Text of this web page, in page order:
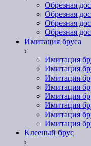
Обрезная
Обрезная
Обрезная
Обрезная
Имитация бруса
Имитация
Имитация
Имитация
Имитация
Имитация
Имитация
Имитация
Имитация
Клееный брус